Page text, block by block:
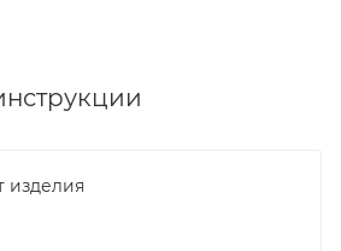
высококачественные
сертификации ISO
надежность и
изделия